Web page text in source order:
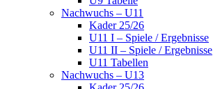
Nachwuchs – U11
Kader 25/26
U11 I – Spiele / Ergebnisse
U11 II – Spiele / Ergebnisse
U11 Tabellen
Nachwuchs – U13